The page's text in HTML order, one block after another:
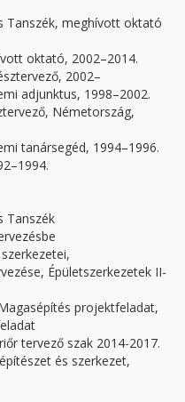
Tanszék, meghívott oktató
oktató, 2002–2014.
2002–
adjunktus, 1998–2002.
Németország,
tanársegéd, 1994–1996.
Tanszék
Épületszerkezetek II-
projektfeladat,
tervező szak 2014-2017.
és szerkezet,